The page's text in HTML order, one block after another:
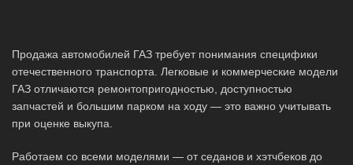
Продажа автомобилей ГАЗ требует понимания специфики
отечественного транспорта. Легковые и коммерческие модели
ГАЗ отличаются ремонтопригодностью, доступностью
запчастей и большим парком на ходу — это важно учитывать
при оценке выкупа.
Работаем со всеми моделями — от седанов и хэтчбеков до